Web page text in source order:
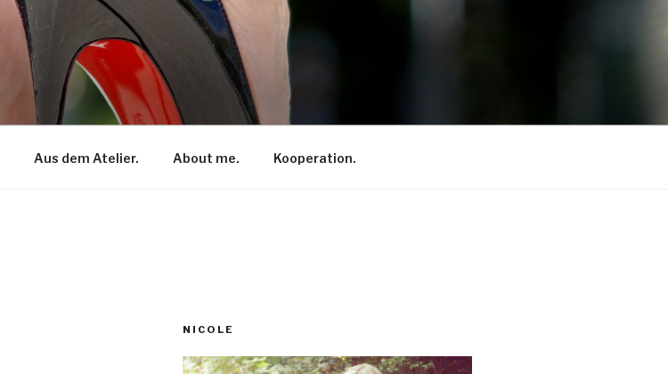
Aus dem Atelier. About me. Kooperation.
NICOLE